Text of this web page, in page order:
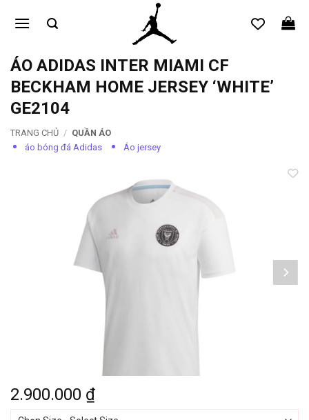
qua
dungÁO ADIDAS INTER MIAMI CF
BECKHAM HOME JERSEY ‘WHITE’
GE2104
TRANG CHỦ / QUẦN ÁO
áo bóng đá Adidas
Áo jersey
2.900.000 ₫